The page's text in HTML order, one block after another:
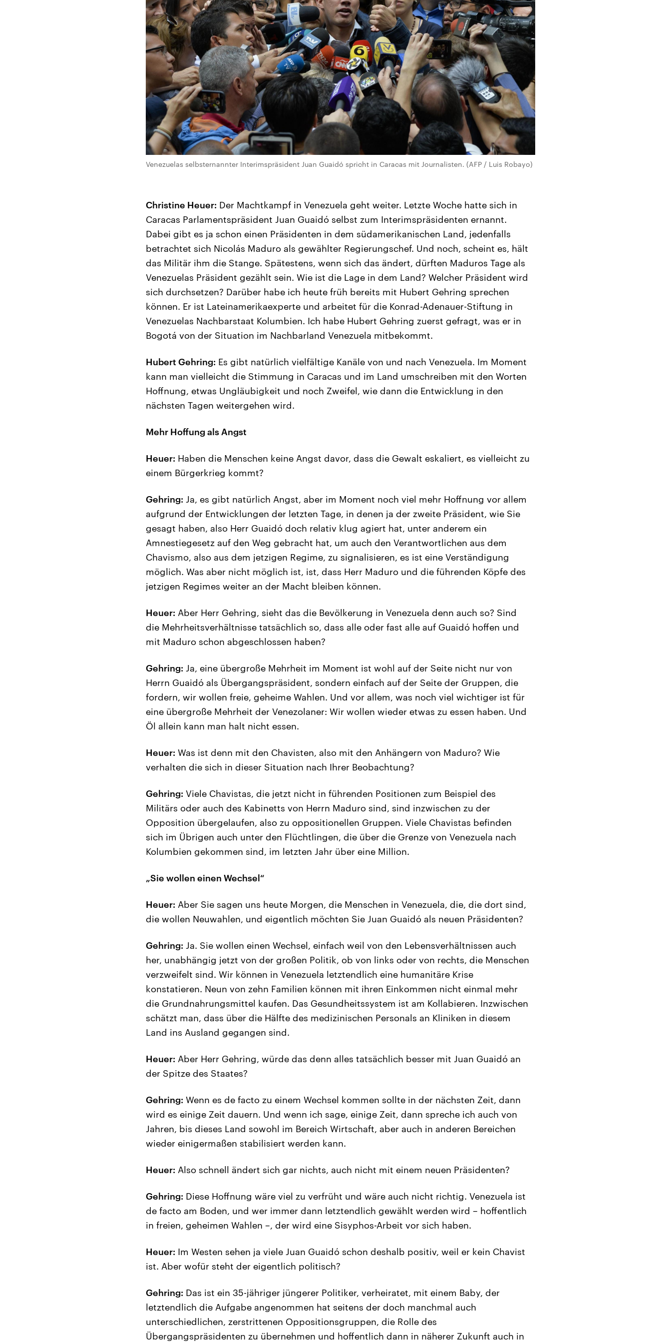
Venezuelas selbsternannter Interimspräsident Juan Guaidó spricht in Caracas mit Journalisten. (AFP / Luis Robayo)
Christine Heuer: Der Machtkampf in Venezuela geht weiter. Letzte Woche hatte sich in
Caracas Parlamentspräsident Juan Guaidó selbst zum Interimspräsidenten ernannt.
Dabei gibt es ja schon einen Präsidenten in dem südamerikanischen Land, jedenfalls
betrachtet sich Nicolás Maduro als gewählter Regierungschef. Und noch, scheint es, hält
das Militär ihm die Stange. Spätestens, wenn sich das ändert, dürften Maduros Tage als
Venezuelas Präsident gezählt sein. Wie ist die Lage in dem Land? Welcher Präsident wird
sich durchsetzen? Darüber habe ich heute früh bereits mit Hubert Gehring sprechen
können. Er ist Lateinamerikaexperte und arbeitet für die Konrad-Adenauer-Stiftung in
Venezuelas Nachbarstaat Kolumbien. Ich habe Hubert Gehring zuerst gefragt, was er in
Bogotá von der Situation im Nachbarland Venezuela mitbekommt.
Hubert Gehring: Es gibt natürlich vielfältige Kanäle von und nach Venezuela. Im Moment
kann man vielleicht die Stimmung in Caracas und im Land umschreiben mit den Worten
Hoffnung, etwas Ungläubigkeit und noch Zweifel, wie dann die Entwicklung in den
nächsten Tagen weitergehen wird.
Mehr Hoffung als Angst
Heuer: Haben die Menschen keine Angst davor, dass die Gewalt eskaliert, es vielleicht zu
einem Bürgerkrieg kommt?
Gehring: Ja, es gibt natürlich Angst, aber im Moment noch viel mehr Hoffnung vor allem
aufgrund der Entwicklungen der letzten Tage, in denen ja der zweite Präsident, wie Sie
gesagt haben, also Herr Guaidó doch relativ klug agiert hat, unter anderem ein
Amnestiegesetz auf den Weg gebracht hat, um auch den Verantwortlichen aus dem
Chavismo, also aus dem jetzigen Regime, zu signalisieren, es ist eine Verständigung
möglich. Was aber nicht möglich ist, ist, dass Herr Maduro und die führenden Köpfe des
jetzigen Regimes weiter an der Macht bleiben können.
Heuer: Aber Herr Gehring, sieht das die Bevölkerung in Venezuela denn auch so? Sind
die Mehrheitsverhältnisse tatsächlich so, dass alle oder fast alle auf Guaidó hoffen und
mit Maduro schon abgeschlossen haben?
Gehring: Ja, eine übergroße Mehrheit im Moment ist wohl auf der Seite nicht nur von
Herrn Guaidó als Übergangspräsident, sondern einfach auf der Seite der Gruppen, die
fordern, wir wollen freie, geheime Wahlen. Und vor allem, was noch viel wichtiger ist für
eine übergroße Mehrheit der Venezolaner: Wir wollen wieder etwas zu essen haben. Und
Öl allein kann man halt nicht essen.
Heuer: Was ist denn mit den Chavisten, also mit den Anhängern von Maduro? Wie
verhalten die sich in dieser Situation nach Ihrer Beobachtung?
Gehring: Viele Chavistas, die jetzt nicht in führenden Positionen zum Beispiel des
Militärs oder auch des Kabinetts von Herrn Maduro sind, sind inzwischen zu der
Opposition übergelaufen, also zu oppositionellen Gruppen. Viele Chavistas befinden
sich im Übrigen auch unter den Flüchtlingen, die über die Grenze von Venezuela nach
Kolumbien gekommen sind, im letzten Jahr über eine Million.
„Sie wollen einen Wechsel“
Heuer: Aber Sie sagen uns heute Morgen, die Menschen in Venezuela, die, die dort sind,
die wollen Neuwahlen, und eigentlich möchten Sie Juan Guaidó als neuen Präsidenten?
Gehring: Ja. Sie wollen einen Wechsel, einfach weil von den Lebensverhältnissen auch
her, unabhängig jetzt von der großen Politik, ob von links oder von rechts, die Menschen
verzweifelt sind. Wir können in Venezuela letztendlich eine humanitäre Krise
konstatieren. Neun von zehn Familien können mit ihren Einkommen nicht einmal mehr
die Grundnahrungsmittel kaufen. Das Gesundheitssystem ist am Kollabieren. Inzwischen
schätzt man, dass über die Hälfte des medizinischen Personals an Kliniken in diesem
Land ins Ausland gegangen sind.
Heuer: Aber Herr Gehring, würde das denn alles tatsächlich besser mit Juan Guaidó an
der Spitze des Staates?
Gehring: Wenn es de facto zu einem Wechsel kommen sollte in der nächsten Zeit, dann
wird es einige Zeit dauern. Und wenn ich sage, einige Zeit, dann spreche ich auch von
Jahren, bis dieses Land sowohl im Bereich Wirtschaft, aber auch in anderen Bereichen
wieder einigermaßen stabilisiert werden kann.
Heuer: Also schnell ändert sich gar nichts, auch nicht mit einem neuen Präsidenten?
Gehring: Diese Hoffnung wäre viel zu verfrüht und wäre auch nicht richtig. Venezuela ist
de facto am Boden, und wer immer dann letztendlich gewählt werden wird – hoffentlich
in freien, geheimen Wahlen –, der wird eine Sisyphos-Arbeit vor sich haben.
Heuer: Im Westen sehen ja viele Juan Guaidó schon deshalb positiv, weil er kein Chavist
ist. Aber wofür steht der eigentlich politisch?
Gehring: Das ist ein 35-jähriger jüngerer Politiker, verheiratet, mit einem Baby, der
letztendlich die Aufgabe angenommen hat seitens der doch manchmal auch
unterschiedlichen, zerstrittenen Oppositionsgruppen, die Rolle des
Übergangspräsidenten zu übernehmen und hoffentlich dann in näherer Zukunft auch in